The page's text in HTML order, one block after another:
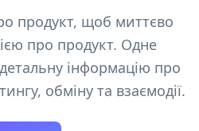
продукт, щоб миттєво
про продукт. Одне
інформацію про
обміну та взаємодії.